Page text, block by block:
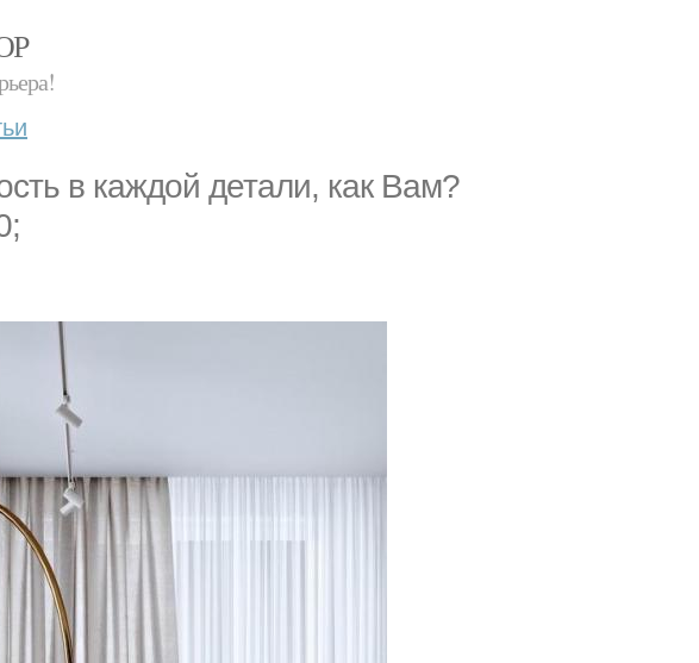
в каждой детали, как Вам?